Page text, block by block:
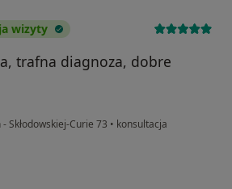
wizyty
trafna diagnoza, dobre
Skłodowskiej-Curie 73 • konsultacja